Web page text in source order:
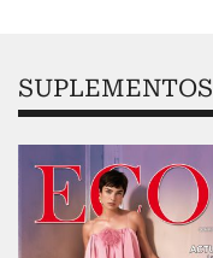
SUPLEMENTOS